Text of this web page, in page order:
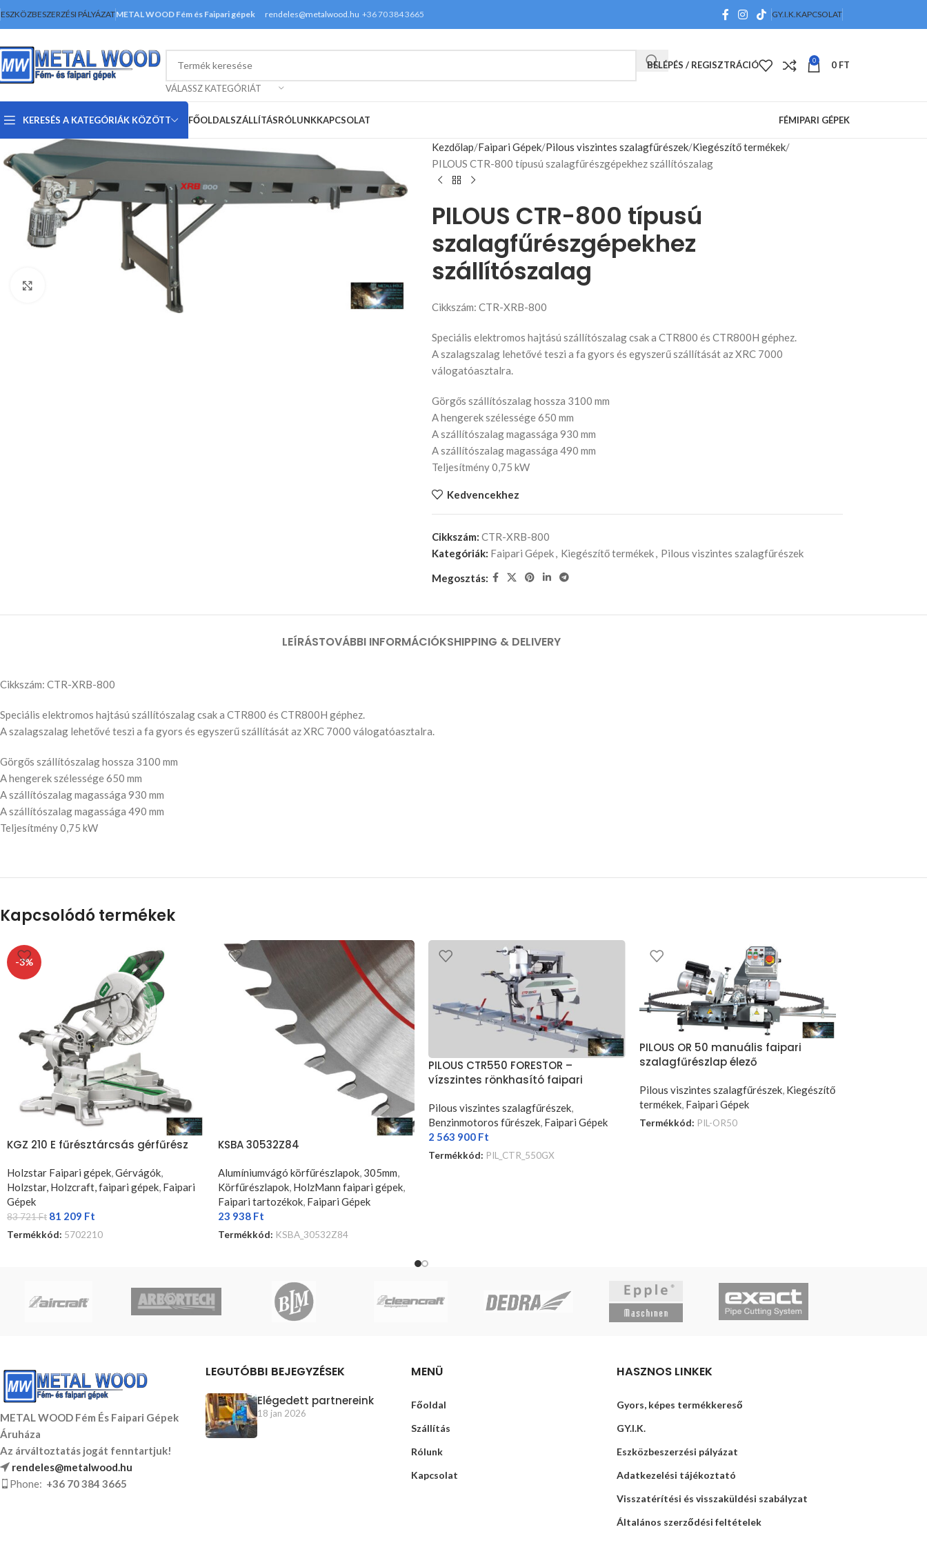
ESZKÖZBESZERZÉSI PÁLYÁZATMETAL WOOD Fém és Faipari gépek rendeles@metalwood.hu +36 70 384 3665 GY.I.K.KAPCSOLAT
VÁLASSZ KATEGÓRIÁT
BELÉPÉS / REGISZTRÁCIÓ 0 0 FT
KERESÉS A KATEGÓRIÁK KÖZÖTT FŐOLDALSZÁLLÍTÁSRÓLUNKKAPCSOLAT FÉMIPARI GÉPEK
Nagyításhoz kattints ide
Kezdőlap Faipari Gépek Pilous viszintes szalagfűrészek Kiegészítő termékek
PILOUS CTR-800 típusú szalagfűrészgépekhez szállítószalag
PILOUS CTR-800 típusú
szalagfűrészgépekhez
szállítószalag
Cikkszám: CTR-XRB-800
Speciális elektromos hajtású szállítószalag csak a CTR800 és CTR800H géphez.
A szalagszalag lehetővé teszi a fa gyors és egyszerű szállítását az XRC 7000
válogatóasztalra.
Görgős szállítószalag hossza 3100 mm
A hengerek szélessége 650 mm
A szállítószalag magassága 930 mm
A szállítószalag magassága 490 mm
Teljesítmény 0,75 kW
Kedvencekhez
Cikkszám: CTR-XRB-800
Kategóriák: Faipari Gépek, Kiegészítő termékek, Pilous viszintes szalagfűrészek
Megosztás:
LEÍRÁSTOVÁBBI INFORMÁCIÓKSHIPPING & DELIVERY
Cikkszám: CTR-XRB-800
Speciális elektromos hajtású szállítószalag csak a CTR800 és CTR800H géphez.
A szalagszalag lehetővé teszi a fa gyors és egyszerű szállítását az XRC 7000 válogatóasztalra.
Görgős szállítószalag hossza 3100 mm
A hengerek szélessége 650 mm
A szállítószalag magassága 930 mm
A szállítószalag magassága 490 mm
Teljesítmény 0,75 kW
Kapcsolódó termékek
-3%
KGZ 210 E fűrésztárcsás gérfűrész
Holzstar Faipari gépek Gérvágók
Holzstar, Holzcraft, faipari gépek Faipari
Gépek
83 721Ft 81 209 Ft
Termékkód: 5702210
KSBA 30532Z84
Alumíniumvágó körfűrészlapok, 305mm
Körfűrészlapok, HolzMann faipari gépek,
Faipari tartozékok, Faipari Gépek
23 938 Ft
Termékkód: KSBA_30532Z84
PILOUS CTR550 FORESTOR –
vízszintes rönkhasító faipari
Pilous viszintes szalagfűrészek,
Benzinmotoros fűrészek, Faipari Gépek
2 563 900 Ft
Termékkód: PIL_CTR_550GX
PILOUS OR 50 manuális faipari
szalagfűrészlap élező
Pilous viszintes szalagfűrészek, Kiegészítő
termékek, Faipari Gépek
Termékkód: PIL-OR50
METAL WOOD Fém És Faipari Gépek
Áruháza
Az árváltoztatás jogát fenntartjuk!
rendeles@metalwood.hu
Phone: +36 70 384 3665
LEGUTÓBBI BEJEGYZÉSEK
Elégedett partnereink
18 jan 2026
MENÜ
Főoldal
Szállítás
Rólunk
Kapcsolat
HASZNOS LINKEK
Gyors, képes termékkereső
GY.I.K.
Eszközbeszerzési pályázat
Adatkezelési tájékoztató
Visszatérítési és visszaküldési szabályzat
Általános szerződési feltételek